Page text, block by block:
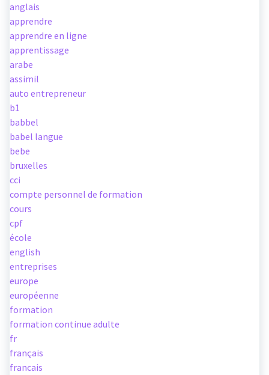
anglais
apprendre
apprendre en ligne
apprentissage
arabe
assimil
auto entrepreneur
b1
babbel
babel langue
bebe
bruxelles
cci
compte personnel de formation
cours
cpf
école
english
entreprises
europe
européenne
formation
formation continue adulte
fr
français
francais